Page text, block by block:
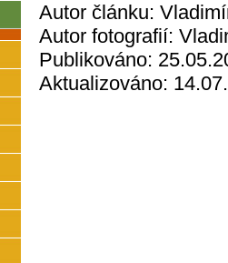
Autor článku:
Autor fotografií:
Publikováno:
Aktualizováno: